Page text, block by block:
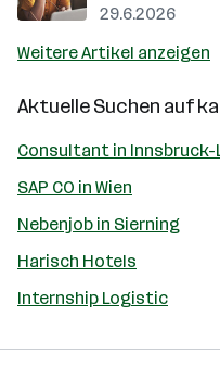
29.6.2026
Weitere Artikel anzeigen
Aktuelle Suchen auf
Consultant in Innsbruck-
SAP CO in Wien
Nebenjob in Sierning
Harisch Hotels
Internship Logistic